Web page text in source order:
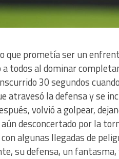
que prometía ser un
todos al dominar
30 segundos
atravesó la defensa y se
volvió a golpear,
desconcertado por la
algunas llegadas de
su defensa, un fantasma,